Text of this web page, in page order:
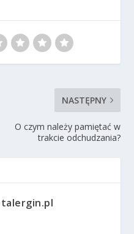
NASTĘPNY
O czym należy pamiętać w
trakcie odchudzania?